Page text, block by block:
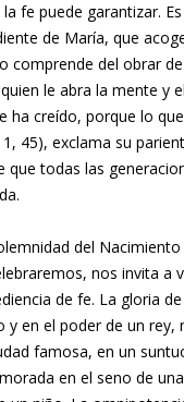
fe puede garantizar.
de María, que
comprende del obrar
le abra la mente y
ha creído, porque lo
1, 45), exclama su
que todas las
del Nacimiento
nos invita a
de fe. La gloria
en el poder de un rey,
famosa, en un
en el seno de